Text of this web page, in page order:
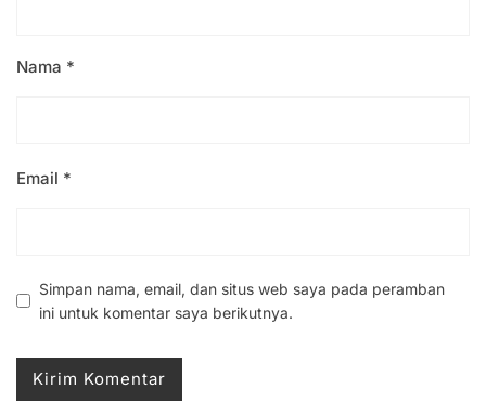
Nama *
Email *
Simpan nama, email, dan situs web saya pada peramban
ini untuk komentar saya berikutnya.